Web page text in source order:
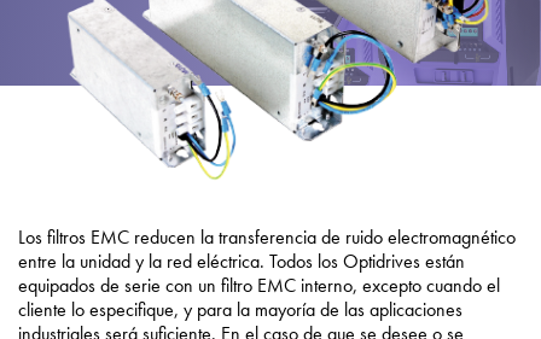
Los filtros EMC reducen la transferencia de ruido electromagnético
entre la unidad y la red eléctrica. Todos los Optidrives están
equipados de serie con un filtro EMC interno, excepto cuando el
cliente lo especifique, y para la mayoría de las aplicaciones
industriales será suficiente. En el caso de que se desee o se